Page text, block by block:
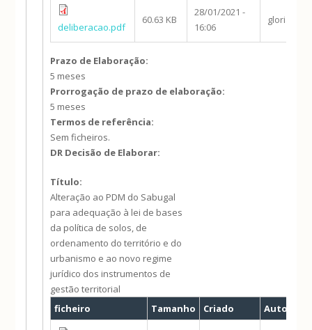
deliberacao.pdf
60.63 KB
28/01/2021 -
16:06
Prazo de Elaboração:
5 meses
Prorrogação de prazo de elaboração:
5 meses
Termos de referência:
Sem ficheiros.
DR Decisão de Elaborar:
Título:
Alteração ao PDM do Sabugal
para adequação à lei de bases
da política de solos, de
ordenamento do território e do
urbanismo e ao novo regime
jurídico dos instrumentos de
gestão territorial
ficheiro
Tamanho Criado Autor